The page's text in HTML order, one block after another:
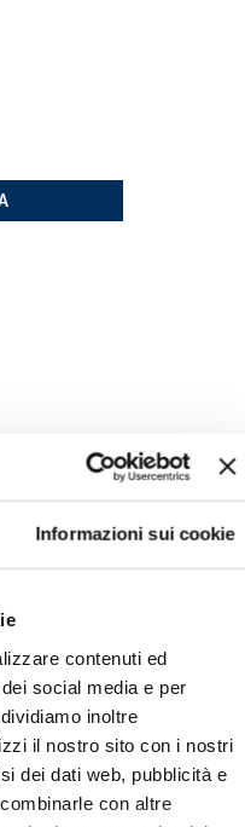
Informazioni sui cookie
contenuti ed
social media e per
inoltre
il nostro sito con i nostri
dei dati web, pubblicità e
con altre